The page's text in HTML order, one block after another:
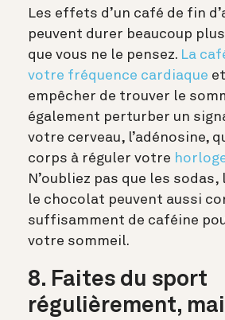
Les effets d’un café de fin
peuvent durer beaucoup
que vous ne le pensez. La
votre fréquence cardiaque
empêcher de trouver le
également perturber un
votre cerveau, l’adénosine,
corps à réguler votre
N’oubliez pas que les
le chocolat peuvent aussi
suffisamment de caféine
votre sommeil.
8. Faites du sport
régulièrement,